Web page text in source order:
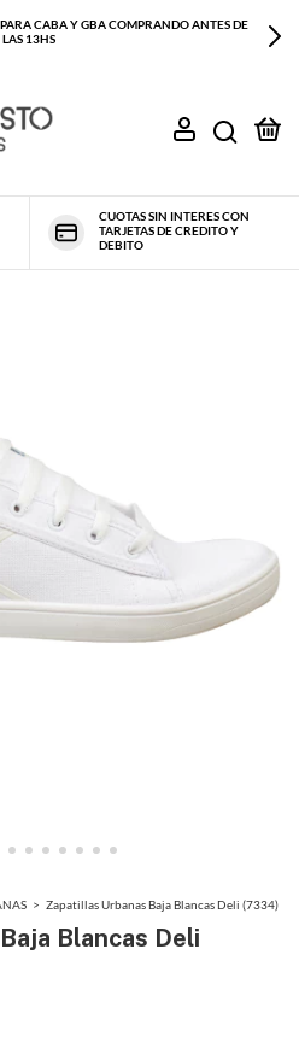
CABA Y GBA COMPRANDO ANTES DE
LAS 13HS
CUOTAS SIN INTERES CON
TARJETAS DE CREDITO Y
DEBITO
> Zapatillas Urbanas Baja Blancas Deli (7334)
Blancas Deli